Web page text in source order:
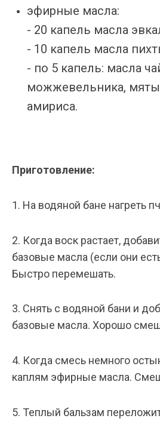
эфирные масла:
- 20 капель масла
- 10 капель масла
- по 5 капель: масла
можжевельника,
амириса.
Приготовление:
1. На водяной бане нагреть
2. Когда воск растает,
базовые масла (если они
Быстро перемешать.
3. Снять с водяной бани и
базовые масла. Хорошо
4. Когда смесь немного
каплям эфирные масла.
5. Теплый бальзам